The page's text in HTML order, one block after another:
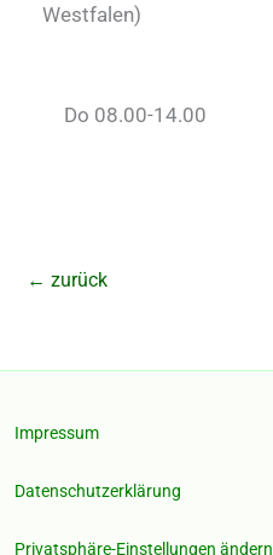
Westfalen)
Do 08.00-14.00
← zurück
Impressum
Datenschutzerklärung
Privatsphäre-Einstellungen ändern